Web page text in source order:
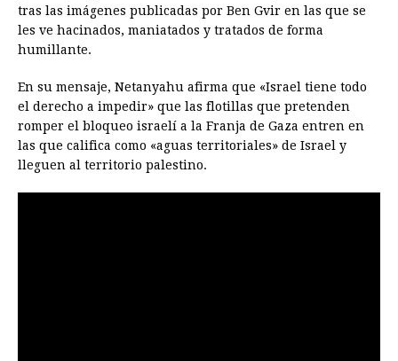
tras las imágenes publicadas por Ben Gvir en las que se
les ve hacinados, maniatados y tratados de forma
humillante.
En su mensaje, Netanyahu afirma que «Israel tiene todo
el derecho a impedir» que las flotillas que pretenden
romper el bloqueo israelí a la Franja de Gaza entren en
las que califica como «aguas territoriales» de Israel y
lleguen al territorio palestino.